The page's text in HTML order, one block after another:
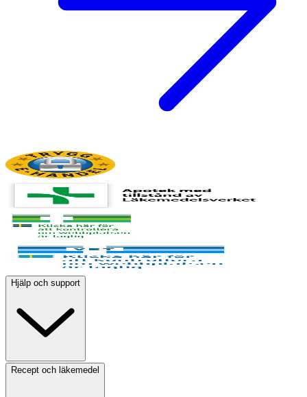
Hjälp och support
Recept och läkemedel